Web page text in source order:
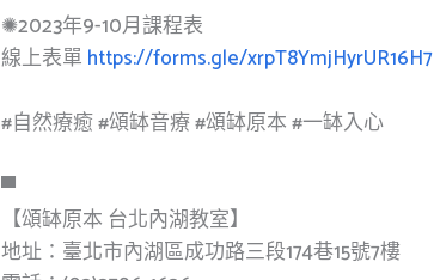
✺2023年9-10月課程表
線上表單 https://forms.gle/xrpT8YmjHyrUR16H7
#自然療癒#頌缽音療#頌缽原本#一缽入心
▀
【頌缽原本 台北內湖教室】
地址：臺北市內湖區成功路三段174巷15號7樓